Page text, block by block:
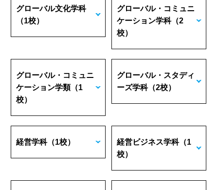
グローバル文化学科
（1校）
グローバル・コミュニ
ケーション学科（2
校）
グローバル・コミュニ
ケーション学類（1
校）
グローバル・スタディ
ーズ学科（2校）
経営学科（1校） 経営ビジネス学科（1
校）